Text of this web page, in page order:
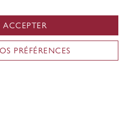
PRÉFÉRENCES
que signifie étudier à